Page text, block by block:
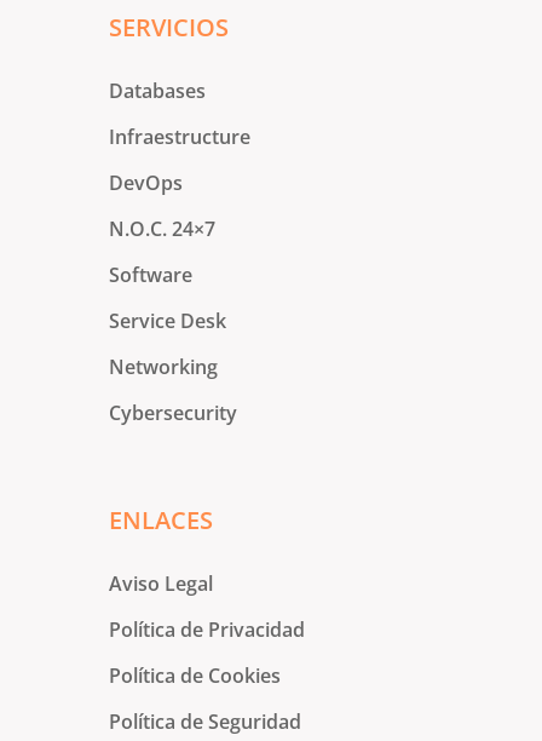
SERVICIOS
Databases
Infraestructure
DevOps
N.O.C. 24×7
Software
Service Desk
Networking
Cybersecurity
ENLACES
Aviso Legal
Política de Privacidad
Política de Cookies
Política de Seguridad